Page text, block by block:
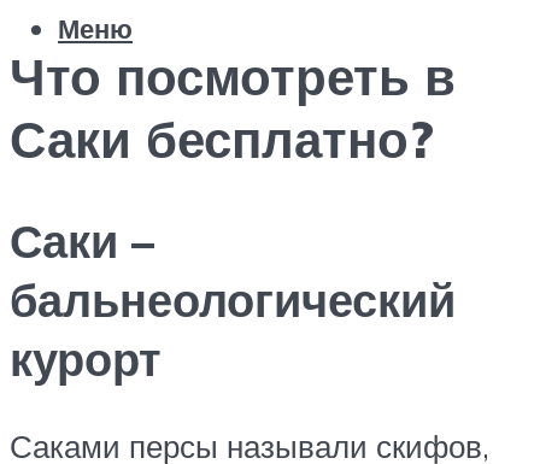
Меню
Что посмотреть в
Саки бесплатно?
Саки –
бальнеологический
курорт
Саками персы называли скифов,